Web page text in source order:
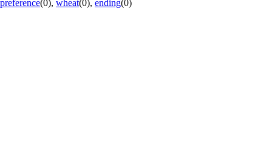
preference(0), wheat(0), ending(0)